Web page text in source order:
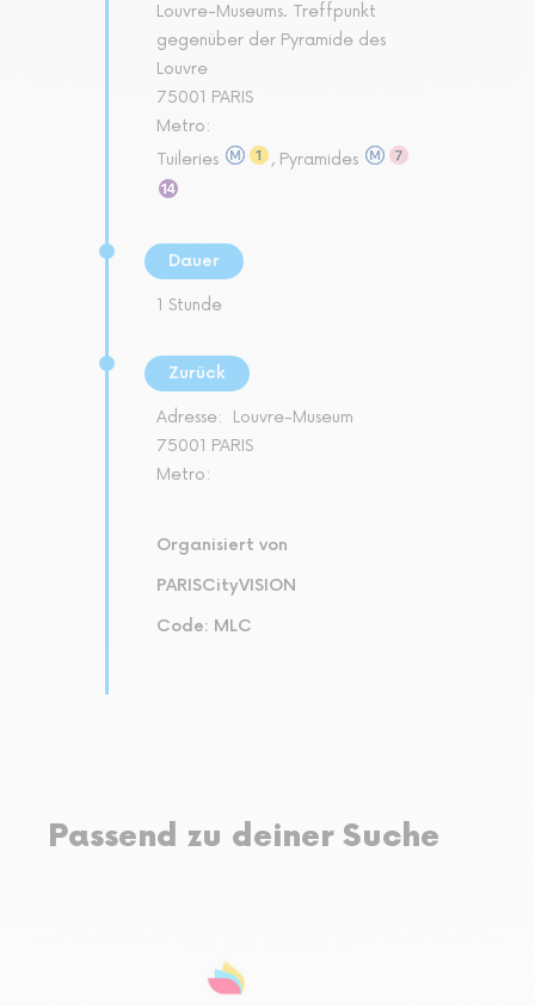
Louvre-Museums. Treffpunkt
gegenüber der Pyramide des
Louvre
75001 PARIS
Metro:
Tuileries
, Pyramides
Dauer
1 Stunde
Zurück
Adresse:
Louvre-Museum
75001 PARIS
Metro:
Organisiert von
PARISCityVISION
Code: MLC
Passend zu deiner Suche